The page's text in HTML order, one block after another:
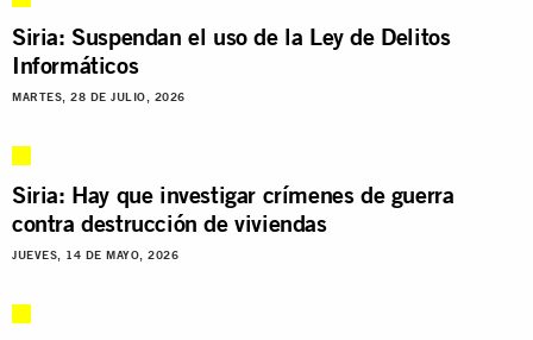
Siria: Suspendan el uso de la Ley de Delitos
Informáticos
MARTES, 28 DE JULIO, 2026
Siria: Hay que investigar crímenes de guerra
contra destrucción de viviendas
JUEVES, 14 DE MAYO, 2026